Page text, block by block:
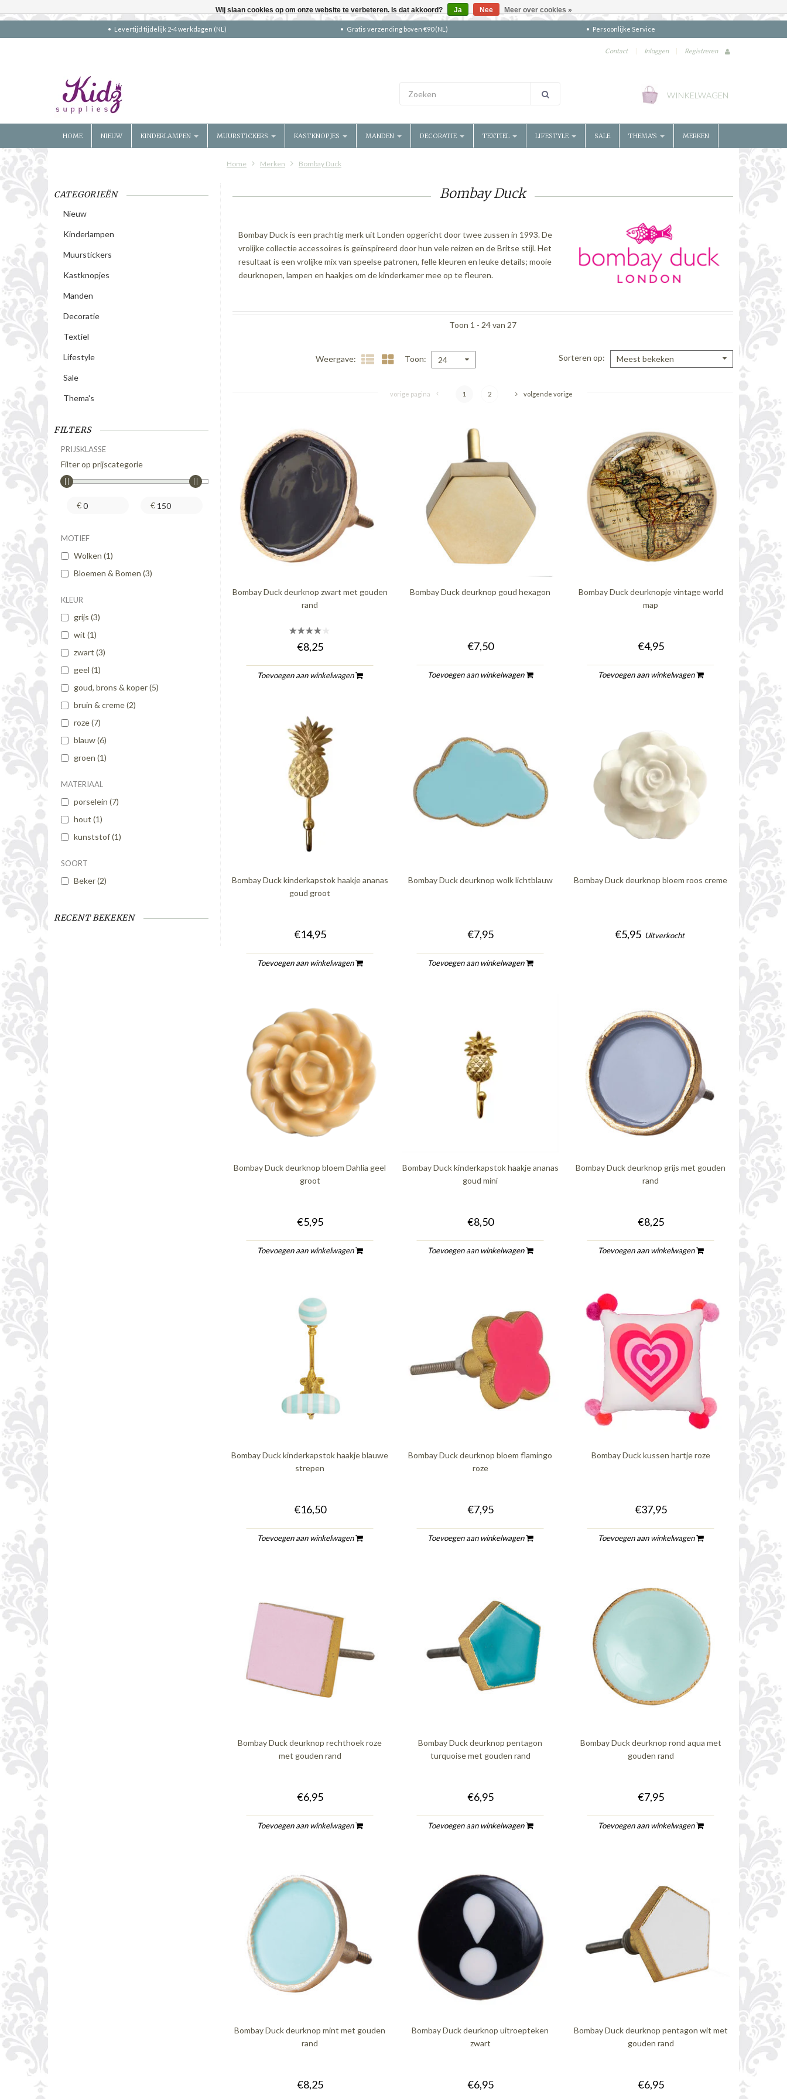
Levertijd tijdelijk 2-4 werkdagen (NL) Gratis verzending boven €90 (NL) Persoonlijke Service
Contact | Inloggen | Registreren
WINKELWAGEN
HOME NIEUW KINDERLAMPEN MUURSTICKERS KASTKNOPJES MANDEN DECORATIE TEXTIEL LIFESTYLE SALE THEMA'S MERKEN
Home Merken Bombay Duck
CATEGORIEËN
Nieuw
Kinderlampen
Muurstickers
Kastknopjes
Manden
Decoratie
Textiel
Lifestyle
Sale
Thema's
FILTERS
PRIJSKLASSE
Filter op prijscategorie
€ €
MOTIEF
Wolken (1)
Bloemen & Bomen (3)
KLEUR
grijs (3)
wit (1)
zwart (3)
geel (1)
goud, brons & koper(5)
bruin & creme(2)
roze(7)
blauw(6)
groen (1)
MATERIAAL
porselein (7)
hout (1)
kunststof(1)
SOORT
Beker(2)
RECENT BEKEKEN
Bombay Duck
Bombay Duck is een prachtig merk uit Londen opgericht door twee zussen in 1993. De
vrolijke collectie accessoires is geïnspireerd door hun vele reizen en de Britse stijl. Het
resultaat is een vrolijke mix van speelse patronen, felle kleuren en leuke details; mooie
deurknopen, lampen en haakjes om de kinderkamer mee op te fleuren.
Toon 1 - 24 van 27
Weergave Toon 24 Sorteren op Meest bekeken
vorige pagina 1 2 volgende vorige
Bombay Duck deurknop zwart met gouden
rand
€8,25
Toevoegen aan winkelwagen
Bombay Duck deurknop goud hexagon
€7,50
Toevoegen aan winkelwagen
Bombay Duck deurknopje vintage world
map
€4,95
Toevoegen aan winkelwagen
Bombay Duck kinderkapstok haakje ananas
goud groot
€14,95
Toevoegen aan winkelwagen
Bombay Duck deurknop wolk lichtblauw
€7,95
Toevoegen aan winkelwagen
Bombay Duck deurknop bloem roos creme
€5,95 Uitverkocht
Bombay Duck deurknop bloem Dahlia geel
groot
€5,95
Toevoegen aan winkelwagen
Bombay Duck kinderkapstok haakje ananas
goud mini
€8,50
Toevoegen aan winkelwagen
Bombay Duck deurknop grijs met gouden
rand
€8,25
Toevoegen aan winkelwagen
Bombay Duck kinderkapstok haakje blauwe
strepen
€16,50
Toevoegen aan winkelwagen
Bombay Duck deurknop bloem flamingo
roze
€7,95
Toevoegen aan winkelwagen
Bombay Duck kussen hartje roze
€37,95
Toevoegen aan winkelwagen
Bombay Duck deurknop rechthoek roze
met gouden rand
€6,95
Toevoegen aan winkelwagen
Bombay Duck deurknop pentagon
turquoise met gouden rand
€6,95
Toevoegen aan winkelwagen
Bombay Duck deurknop rond aqua met
gouden rand
€7,95
Toevoegen aan winkelwagen
Bombay Duck deurknop mint met gouden
rand
€8,25
Bombay Duck deurknop uitroepteken
zwart
€6,95
Bombay Duck deurknop pentagon wit met
gouden rand
€6,95
Wij slaan cookies op om onze website te verbeteren. Is dat akkoord? Ja Nee Meer over cookies »